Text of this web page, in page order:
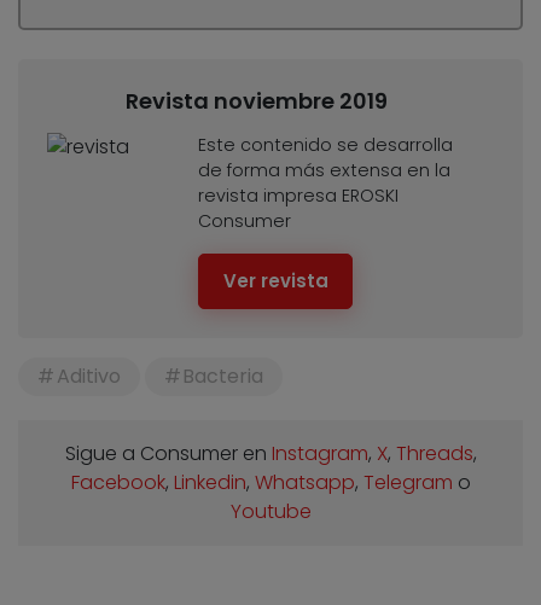
Revista noviembre 2019
Este contenido se desarrolla
de forma más extensa en la
revista impresa EROSKI
Consumer
Ver revista
Aditivo Bacteria
Sigue a Consumer en Instagram, X, Threads,
Facebook, Linkedin, Whatsapp, Telegram o
Youtube